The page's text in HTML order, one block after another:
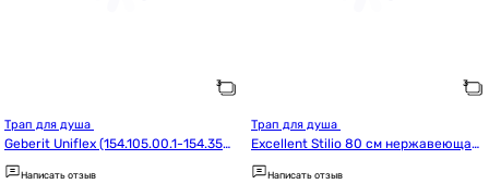
Geberit Uniflex (154.105.00.1-154.350.
00.1)
Написать отзыв
Excellent Stilio 80 см нержавеющая
сталь (INEX.1515.800.P.SNP)
Написать отзыв